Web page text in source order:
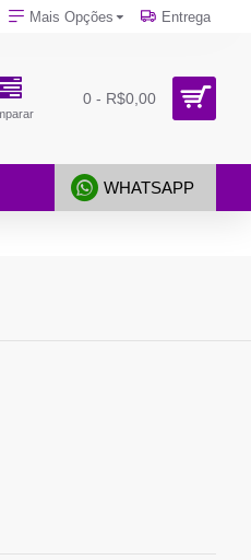
Mais Opções Entrega
0 - R$0,00
WHATSAPP